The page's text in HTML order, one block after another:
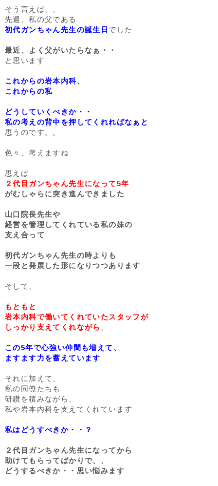
そう言えば、、
先週、私の父である
初代ガンちゃん先生の誕生日 でした
最近、よく父がいたらなぁ・・
と思います
これからの岩本内科、
これからの私
どうしていくべきか・・
私の考えの背中を押してくれればなぁと
思うのです。。
色々、考えますね
思えば
２代目ガンちゃん先生になって5年
がむしゃらに突き進んできました
山口院長先生や
経営を管理してくれている私の妹の
支え合って
初代ガンちゃん先生の時よりも
一段と発展した形になりつつあります
そして、
もともと
岩本内科で働いてくれていたスタッフが
しっかり支えてくれながら 、
この5年で心強い仲間も増えて、
ますます力を蓄えています
それに加えて、
私の同僚たちも
研鑽を積みながら、
私や岩本内科を支えてくれています
私はどうすべきか・・？
２代目ガンちゃん先生になってから
助けてもらってばかりで、、
どうするべきか・・思い悩みます